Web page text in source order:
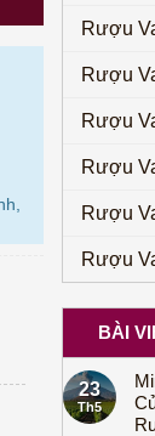
Rượu
Rượu
Rượu
Rượu
Rượu
Rượu
BÀI
23
Th5